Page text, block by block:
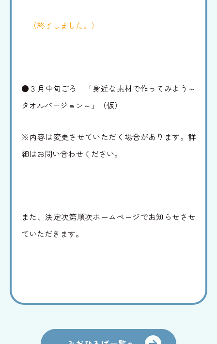
（終了しました。）
●３月中旬ごろ 「身近な素材で作ってみよう～
タオルバージョン～」（仮）
※内容は変更させていただく場合があります。詳
細はお問い合わせください。
また、決定次第順次ホームページでお知らせさせ
ていただきます。